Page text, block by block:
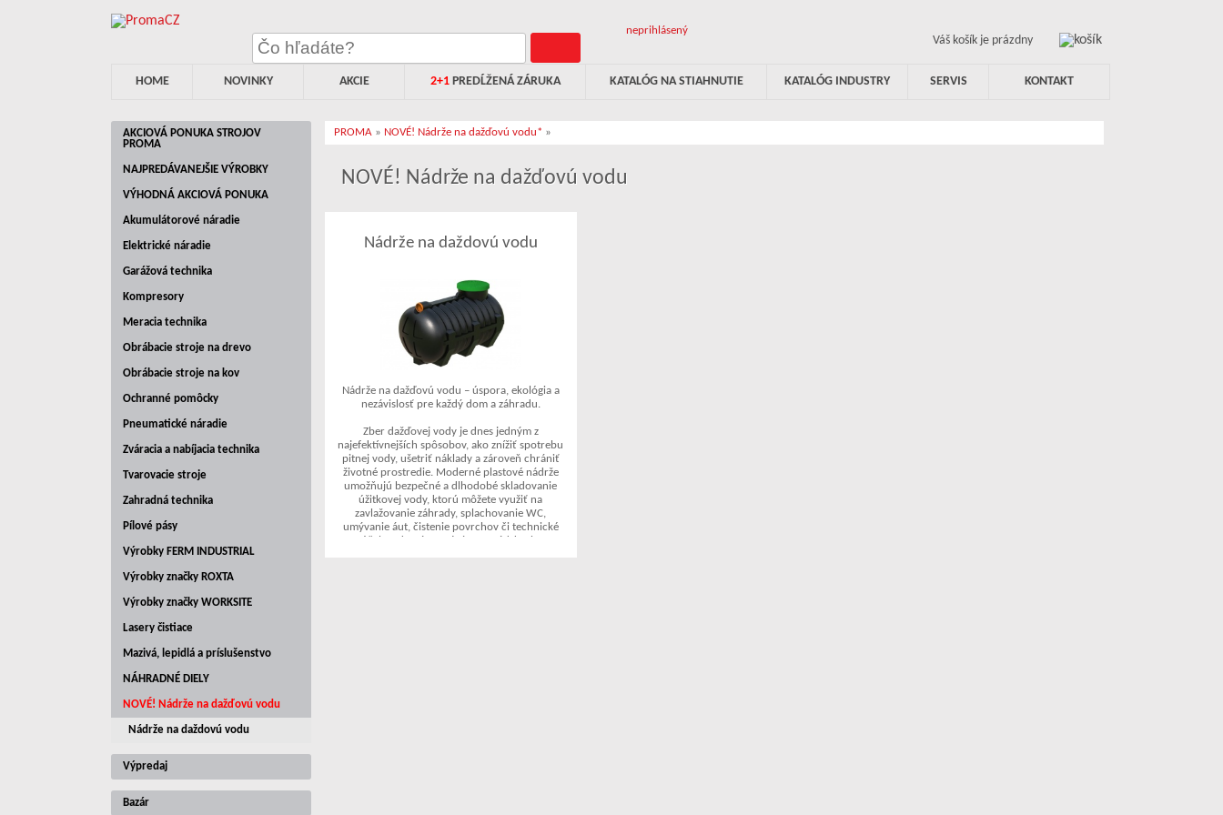
neprihlásený
Váš košík je prázdny
HOME NOVINKY AKCIE 2+1PREDĹŽENÁ ZÁRUKA KATALÓG NA STIAHNUTIE KATALÓG INDUSTRY SERVIS KONTAKT
AKCIOVÁ PONUKA STROJOV
PROMA
NAJPREDÁVANEJŠIE VÝROBKY
VÝHODNÁ AKCIOVÁ PONUKA
Akumulátorové náradie
Elektrické náradie
Garážová technika
Kompresory
Meracia technika
Obrábacie stroje na drevo
Obrábacie stroje na kov
Ochranné pomôcky
Pneumatické náradie
Zváracia a nabíjacia technika
Tvarovacie stroje
Zahradná technika
Pílové pásy
Výrobky FERM INDUSTRIAL
Výrobky značky ROXTA
Výrobky značky WORKSITE
Lasery čistiace
Mazivá, lepidlá a príslušenstvo
NÁHRADNÉ DIELY
NOVÉ! Nádrže na dažďovú vodu
Nádrže na daždovú vodu
Výpredaj
Bazár
PROMA » NOVÉ! Nádrže na dažďovú vodu* »
NOVÉ! Nádrže na dažďovú vodu
Nádrže na daždovú vodu
Nádrže na dažďovú vodu – úspora, ekológia a
nezávislosť pre každý dom a záhradu.
Zber dažďovej vody je dnes jedným z
najefektívnejších spôsobov, ako znížiť spotrebu
pitnej vody, ušetriť náklady a zároveň chrániť
životné prostredie. Moderné plastové nádrže
umožňujú bezpečné a dlhodobé skladovanie
úžitkovej vody, ktorú môžete využiť na
zavlažovanie záhrady, splachovanie WC,
umývanie áut, čistenie povrchov či technické
účely v domácnosti aj v prevádzkach.